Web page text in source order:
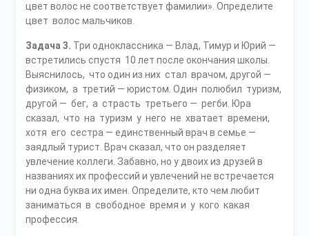
цвет волос не соответствует фамилии». Определите
цвет волос мальчиков.
Задача 3. Три одноклассника — Влад, Тимур и Юрий —
встретились спустя 10 лет после окончания школы.
Выяснилось, что один из них стал врачом, другой —
физиком, а третий — юристом. Один полюбил туризм,
другой — бег, а страсть третьего — регби. Юра
сказал, что на туризм у него не хватает времени,
хотя его сестра — единственный врач в семье —
заядлый турист. Врач сказал, что он разделяет
увлечение коллеги. Забавно, но у двоих из друзей в
названиях их профессий и увлечений не встречается
ни одна буква их имен. Определите, кто чем любит
заниматься в свободное время и у кого какая
профессия.